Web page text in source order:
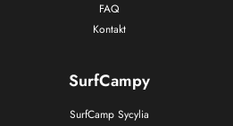
FAQ
Kontakt
SurfCampy
SurfCamp Sycylia